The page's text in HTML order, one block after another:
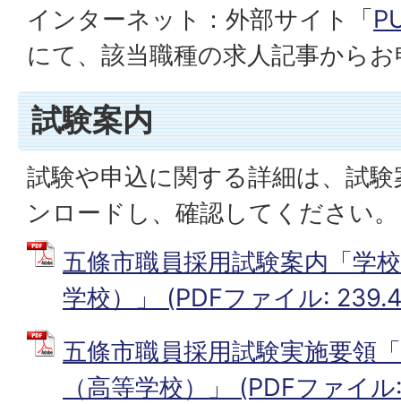
インターネット：外部サイト「
にて、該当職種の求人記事から
試験案内
試験や申込に関する詳細は、試
ンロードし、確認してください。
五條市職員採用試験案内「学
学校）」 (PDFファイル:
五條市職員採用試験実施要領
（高等学校）」 (PDFファイ